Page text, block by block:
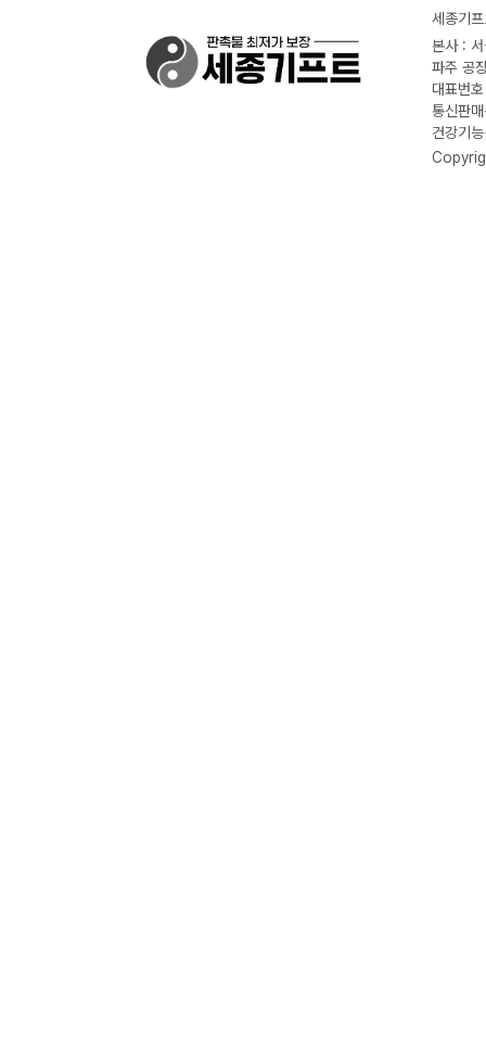
세종기
본사 :
파주 공
대표번
통신판
건강기